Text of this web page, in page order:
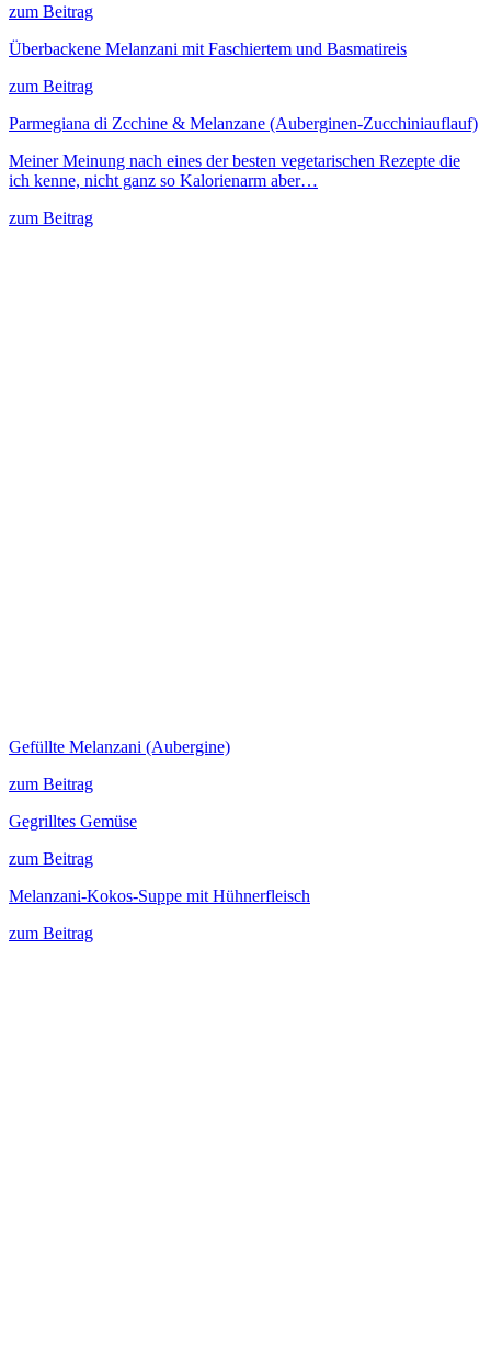
zum Beitrag
Überbackene Melanzani mit Faschiertem und Basmatireis
zum Beitrag
Parmegiana di Zcchine & Melanzane (Auberginen-Zucchiniauflauf)
Meiner Meinung nach eines der besten vegetarischen Rezepte die
ich kenne, nicht ganz so Kalorienarm aber…
zum Beitrag
Gefüllte Melanzani (Aubergine)
zum Beitrag
Gegrilltes Gemüse
zum Beitrag
Melanzani-Kokos-Suppe mit Hühnerfleisch
zum Beitrag